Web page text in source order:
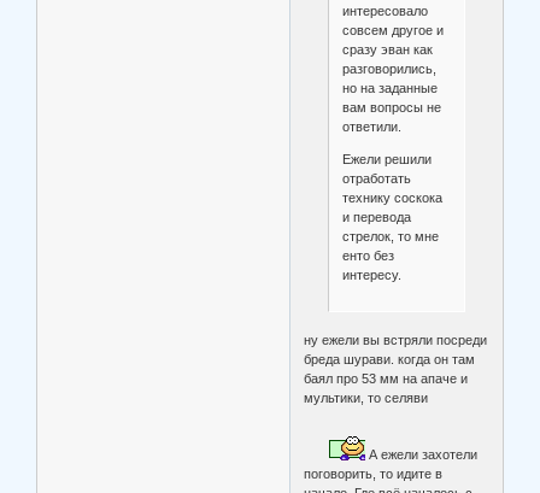
интересовало
совсем другое и
сразу эван как
разговорились,
но на заданные
вам вопросы не
ответили.
Ежели решили
отработать
технику соскока
и перевода
стрелок, то мне
енто без
интересу.
ну ежели вы встряли посреди
бреда шурави. когда он там
баял про 53 мм на апаче и
мультики, то селяви
А ежели захотели
поговорить, то идите в